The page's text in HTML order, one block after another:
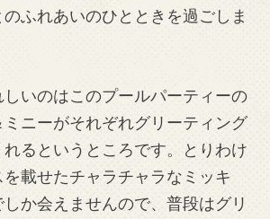
ふれあいのひとときを過ごしま
いのはこのプールパーティーの
ニーがそれぞれグリーティング
るというところです。とりわけ
を載せたチャラチャラなミッキ
か会えませんので、普段はグリ